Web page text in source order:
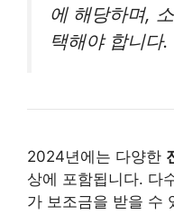
에 해당하며,
택해야 합니다.
2024년에는 다양한
상에 포함됩니다. 다
가 보조금을 받을 수